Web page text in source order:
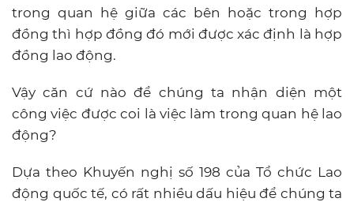
trong quan hệ giữa các bên hoặc trong hợp
đồng thì hợp đồng đó mới được xác định là hợp
đồng lao động.
Vậy căn cứ nào để chúng ta nhận diện một
công việc được coi là việc làm trong quan hệ lao
động?
Dựa theo Khuyến nghị số 198 của Tổ chức Lao
động quốc tế, có rất nhiều dấu hiệu để chúng ta